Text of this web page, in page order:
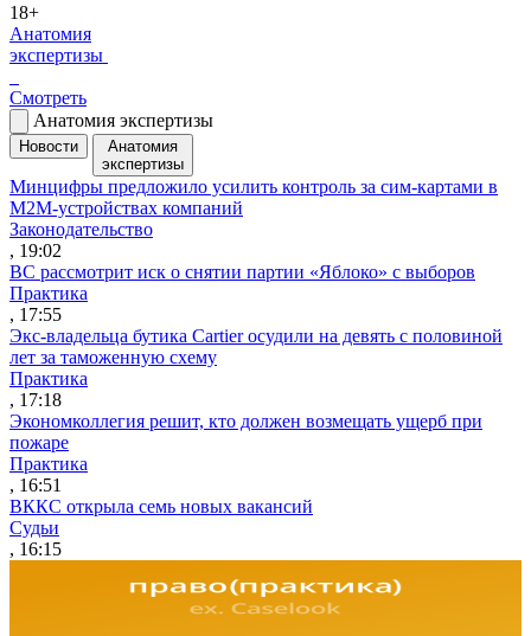
18+
Анатомия
экспертизы
Смотреть
Анатомия экспертизы
Новости
Анатомия
экспертизы
Минцифры предложило усилить контроль за сим-картами в
M2M-устройствах компаний
Законодательство
, 19:02
ВС рассмотрит иск о снятии партии «Яблоко» с выборов
Практика
, 17:55
Экс-владельца бутика Cartier осудили на девять с половиной
лет за таможенную схему
Практика
, 17:18
Экономколлегия решит, кто должен возмещать ущерб при
пожаре
Практика
, 16:51
ВККС открыла семь новых вакансий
Судьи
, 16:15